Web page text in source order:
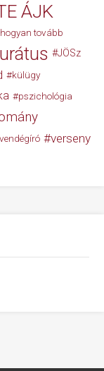
ÁJK
hogyan tovább
JÖSz
külügy
pszichológia
vendégíró verseny